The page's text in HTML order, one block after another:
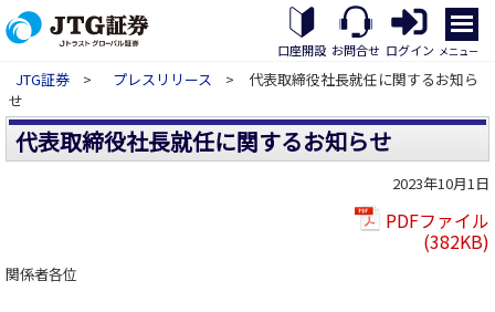
口座開設 お問合せ ログイン
メ
ニ
ュ
ー
開
メニュー
JTG証券 > プレスリリース
> 代表取締役社長就任に関するお知ら
せ
代表取締役社長就任に関するお知らせ
2023年10月1日
PDFファイル
(382KB)
関係者各位